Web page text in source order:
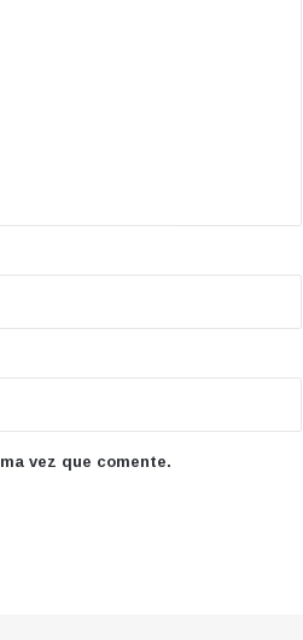
vez que comente.